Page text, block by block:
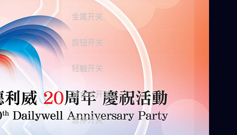
金属开关
旋钮开关
轻触开关
复合式开关
急停开关